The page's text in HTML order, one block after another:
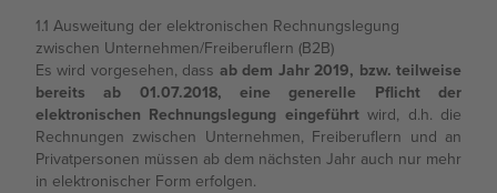
Karriere
Rundschreiben
1.1 Ausweitung der elektronischen Rechnungslegung
zwischen Unternehmen/Freiberuflern (B2B)
Es wird vorgesehen, dass ab dem Jahr 2019, bzw. teilweise
bereits ab 01.07.2018, eine generelle Pflicht der
elektronischen Rechnungslegung eingeführtwird, d.h. die
Rechnungen zwischen Unternehmen, Freiberuflern und an
Privatpersonen müssen ab dem nächsten Jahr auch nur mehr
in elektronischer Form erfolgen.